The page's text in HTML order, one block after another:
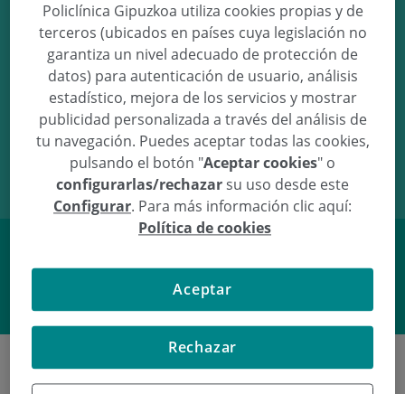
Pablo Alvaro Juan
30/03/09 09:22 3.12Kg 48.5cm
Facebook Twitter
Policlínica Gipuzkoa utiliza cookies propias y de
terceros (ubicados en países cuya legislación no
garantiza un nivel adecuado de protección de
datos) para autenticación de usuario, análisis
estadístico, mejora de los servicios y mostrar
publicidad personalizada a través del análisis de
tu navegación. Puedes aceptar todas las cookies,
pulsando el botón "Aceptar cookies" o
configurarlas/rechazarsu uso desde este
Configurar. Para más información clic aquí:
Política de cookies
Rechazar
Aceptar